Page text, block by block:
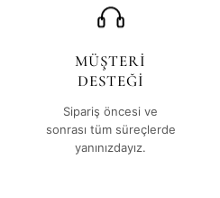
MÜŞTERİ
DESTEĞİ
Sipariş öncesi ve
sonrası tüm süreçlerde
yanınızdayız.